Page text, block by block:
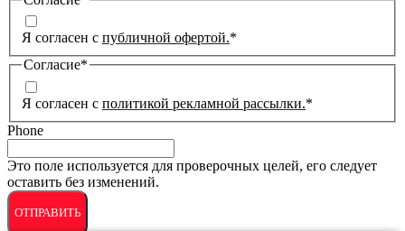
Я согласен с публичной офертой.*
Согласие*
Я согласен с политикой рекламной рассылки.*
Phone
Это поле используется для проверочных целей, его следует
оставить без изменений.